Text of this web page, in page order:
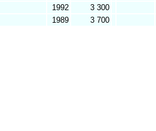
1992
3 300
1989
3 700